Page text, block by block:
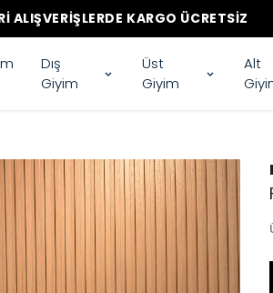
ALIŞVERIŞLERDE KARGO ÜCRETSIZ
Dış
Giyim
Üst
Giyim
Alt